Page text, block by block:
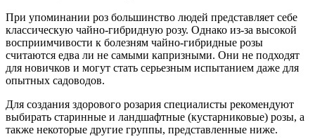
При упоминании роз большинство людей представляет себе
классическую чайно-гибридную розу. Однако из-за высокой
восприимчивости к болезням чайно-гибридные розы
считаются едва ли не самыми капризными. Они не подходят
для новичков и могут стать серьезным испытанием даже для
опытных садоводов.
Для создания здорового розария специалисты рекомендуют
выбирать старинные и ландшафтные (кустарниковые) розы, а
также некоторые другие группы, представленные ниже.